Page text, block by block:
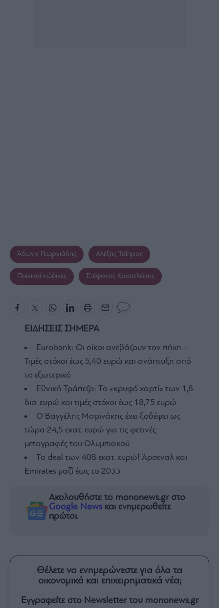
Άδωνις Γεωργιάδης Αλέξης Τσίπρας
Ποινικοί κώδικες Στέφανος Κασσελάκης
ΕΙΔΗΣΕΙΣ ΣΗΜΕΡΑ
Eurobank: Οι οίκοι ανεβάζουν τον πήχη –
Τιμές στόχοι έως 5,40 ευρώ και ανάπτυξη από
το εξωτερικό
Εθνική Τράπεζα: Το «κρυφό χαρτί» των 1,8
δισ. ευρώ και τιμές στόχοι έως 18,75 ευρώ
Ο Βαγγέλης Μαρινάκης έχει ξοδέψει ως
τώρα 24,5 εκατ. ευρώ για τις φετινές
μεταγραφές του Ολυμπιακού
To deal των 408 εκατ. ευρώ! Άρσεναλ και
Emirates μαζί έως το 2033
Ακολουθήστε το mononews.gr στο
Google News και ενημερωθείτε
πρώτοι.
Θέλετε να ενημερώνεστε για όλα τα
οικονομικά και επιχειρηματικά νέα;
Εγγραφείτε στο Newsletter του mononews.gr